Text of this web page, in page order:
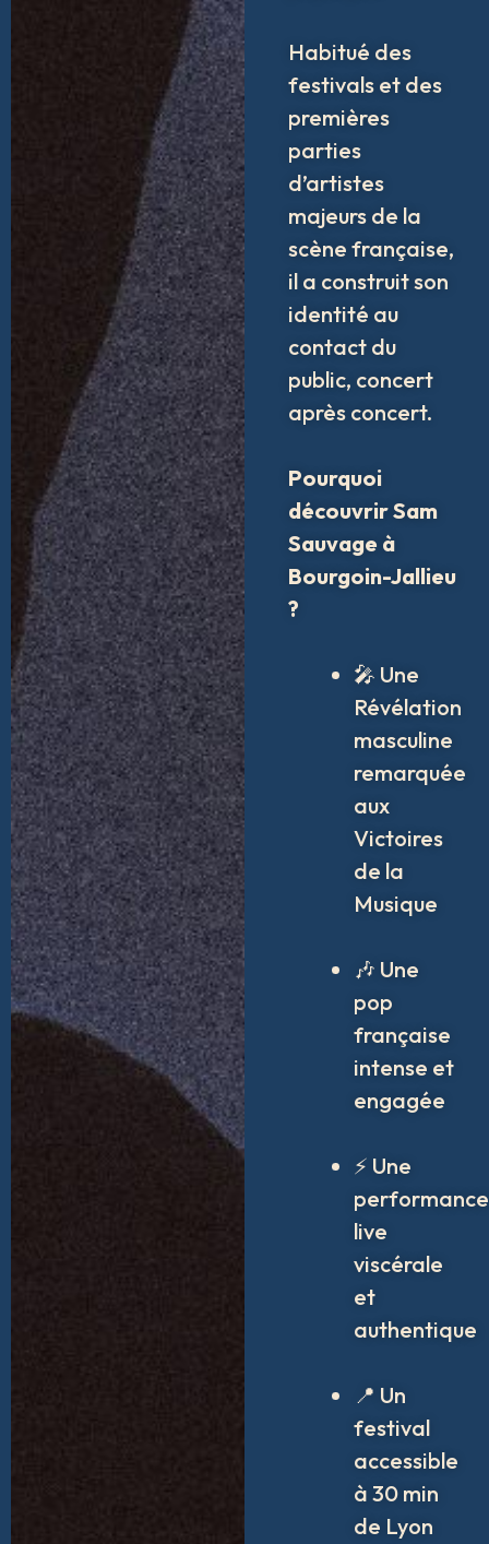
Habitué des
festivals et des
premières
parties
d’artistes
majeurs de la
scène française,
il a construit son
identité au
contact du
public, concert
après concert.
Pourquoi
découvrir Sam
Sauvage à
Bourgoin-Jallieu
?
🎤 Une
Révélation
masculine
remarquée
aux
Victoires
de la
Musique
🎶 Une
pop
française
intense et
engagée
⚡ Une
performance
live
viscérale
et
authentique
📍 Un
festival
accessible
à 30 min
de Lyon